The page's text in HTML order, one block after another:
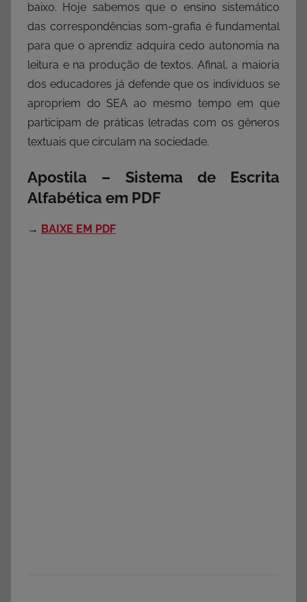
baixo. Hoje sabemos que o ensino sistemático
das correspondências som-grafia é fundamental
para que o aprendiz adquira cedo autonomia na
leitura e na produção de textos. Afinal, a maioria
dos educadores já defende que os indivíduos se
apropriem do SEA ao mesmo tempo em que
participam de práticas letradas com os gêneros
textuais que circulam na sociedade.
Apostila – Sistema de Escrita
Alfabética em PDF
→ BAIXE EM PDF